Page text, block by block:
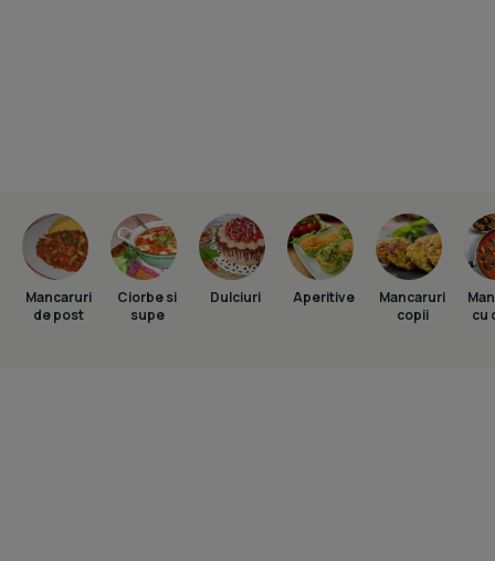
Mancaruri
de post
Ciorbe si
supe
Dulciuri Aperitive
Mancaruri
copii
cu